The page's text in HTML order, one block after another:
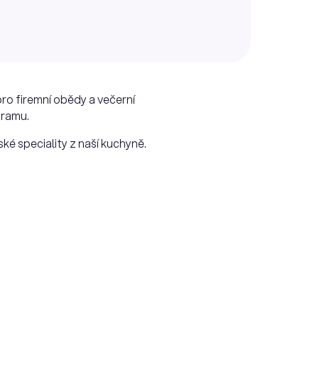
firemní obědy a večerní
speciality z naší kuchyně.